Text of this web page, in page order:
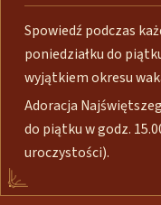
Spowiedź podczas
poniedziałku do
wyjątkiem okresu
Adoracja
do piątku w godz.
uroczystości).